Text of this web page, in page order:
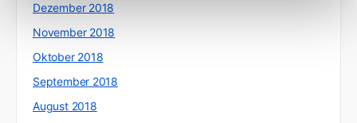
Dezember 2018
November 2018
Oktober 2018
September 2018
August 2018